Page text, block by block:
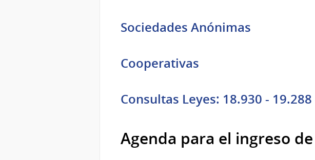
Sociedades Anónimas
Cooperativas
Consultas Leyes: 18.930 -
Agenda para el ingreso